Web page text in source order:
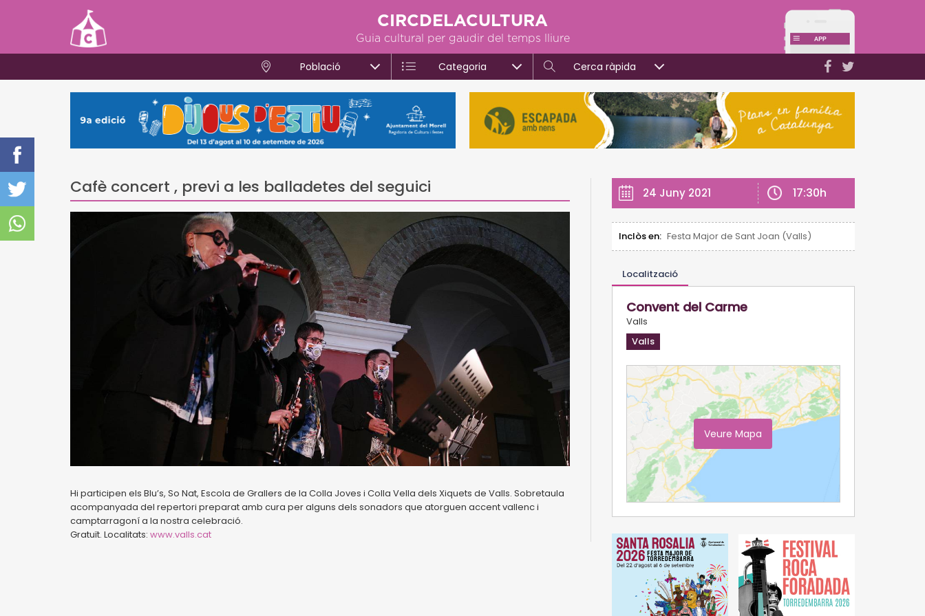
CIRCDELACULTURA
Guia cultural per gaudir del temps lliure
Població Categoria Cerca ràpida
Cafè concert , previ a les balladetes del seguici
Hi participen els Blu’s, So Nat, Escola de Grallers de la Colla Joves i Colla Vella dels Xiquets de Valls. Sobretaula
acompanyada del repertori preparat amb cura per alguns dels sonadors que atorguen accent vallenc i
camptarragoní a la nostra celebració.
Gratuït. Localitats: www.valls.cat
24 Juny 2021 17:30h
Inclòs en: Festa Major de Sant Joan (Valls)
Localització
Convent del Carme
Valls
Valls
Veure Mapa